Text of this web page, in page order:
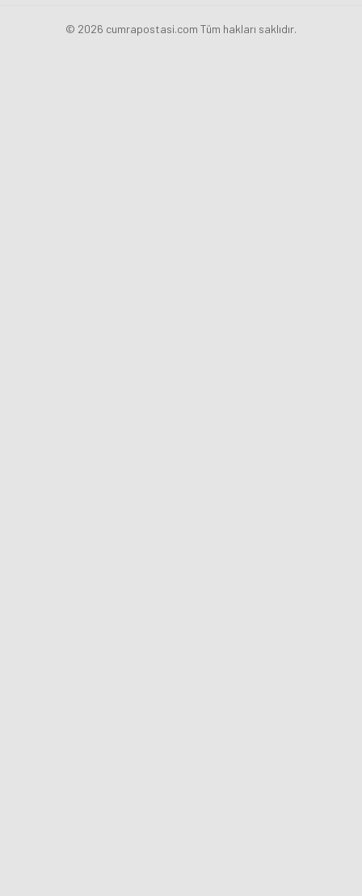
© 2026 cumrapostasi.com Tüm hakları saklıdır.